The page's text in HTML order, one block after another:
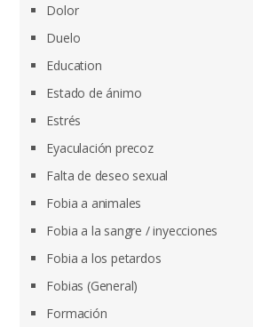
Dolor
Duelo
Education
Estado de ánimo
Estrés
Eyaculación precoz
Falta de deseo sexual
Fobia a animales
Fobia a la sangre / inyecciones
Fobia a los petardos
Fobias (General)
Formación